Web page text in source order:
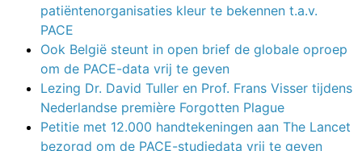
patiëntenorganisaties kleur te bekennen t.a.v.
PACE
Ook België steunt in open brief de globale oproep
om de PACE-data vrij te geven
Lezing Dr. David Tuller en Prof. Frans Visser tijdens
Nederlandse première Forgotten Plague
Petitie met 12.000 handtekeningen aan The Lancet
bezorgd om de PACE-studiedata vrij te geven